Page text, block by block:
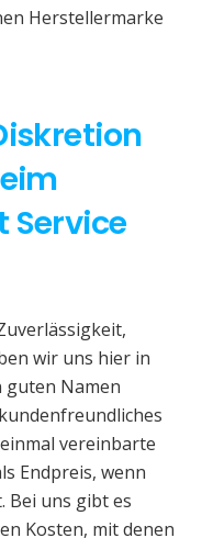
Herstellermarke
Service
wir uns hier in
guten Namen
vereinbarte
Endpreis, wenn
Bei uns gibt es
Kosten, mit denen